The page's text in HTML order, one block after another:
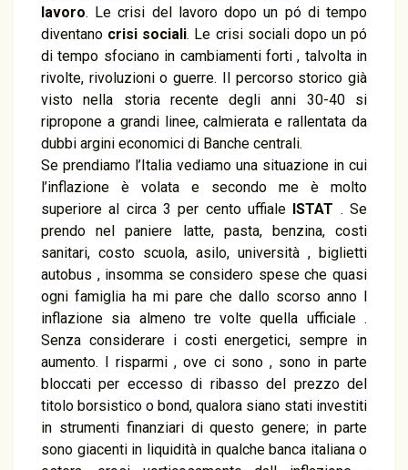
lavoro. Le crisi del lavoro dopo un pó di tempo
diventano crisi sociali. Le crisi sociali dopo un pó
di tempo sfociano in cambiamenti forti , talvolta in
rivolte, rivoluzioni o guerre. Il percorso storico già
visto nella storia recente degli anni 30-40 si
ripropone a grandi linee, calmierata e rallentata da
dubbi argini economici di Banche centrali.
Se prendiamo l’Italia vediamo una situazione in cui
l’inflazione è volata e secondo me è molto
superiore al circa 3 per cento uffiale ISTAT . Se
prendo nel paniere latte, pasta, benzina, costi
sanitari, costo scuola, asilo, università , biglietti
autobus , insomma se considero spese che quasi
ogni famiglia ha mi pare che dallo scorso anno l
inflazione sia almeno tre volte quella ufficiale .
Senza considerare i costi energetici, sempre in
aumento. I risparmi , ove ci sono , sono in parte
bloccati per eccesso di ribasso del prezzo del
titolo borsistico o bond, qualora siano stati investiti
in strumenti finanziari di questo genere; in parte
sono giacenti in liquidità in qualche banca italiana o